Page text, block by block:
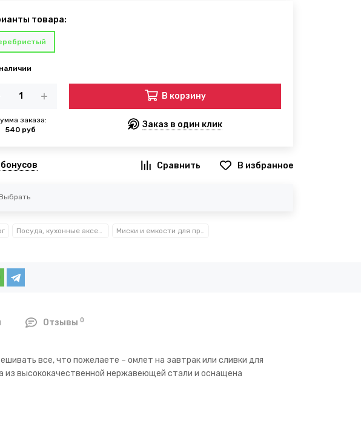
товара:
заказа:
540 руб
В корзину
Заказ в один клик
В избранное
Посуда, кухонные аксессуары и принадлежности TM Kamille TM Ofenbach Миски и емкости для продуктов Kamille™
Отзывы 0
все, что пожелаете – омлет на завтрак или сливки для
из высококачественной нержавеющей стали и оснащена